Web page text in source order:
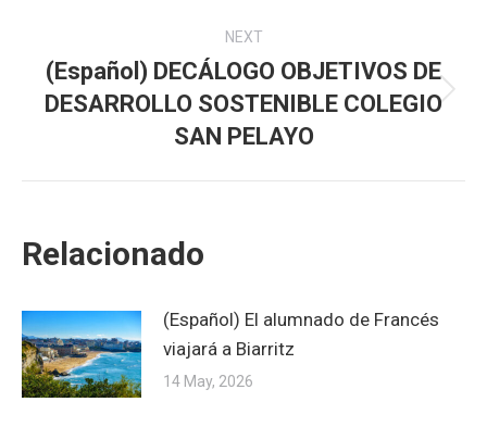
NEXT
Next
post:
(Español) DECÁLOGO OBJETIVOS DE
DESARROLLO SOSTENIBLE COLEGIO
SAN PELAYO
Relacionado
(Español) El alumnado de Francés
viajará a Biarritz
14 May, 2026